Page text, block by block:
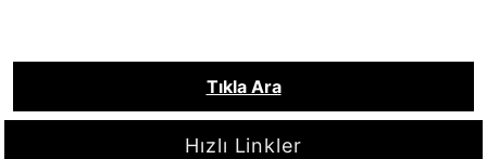
Tıkla Ara
Hızlı Linkler